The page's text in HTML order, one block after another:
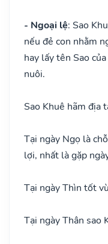
- Ngoại lệ: Sao
nếu đẻ con nhằm
hay lấy tên Sao
nuôi.
Sao Khuê hãm địa
Tại ngày Ngọ là
lợi, nhất là gặp
Tại ngày Thìn tốt
Tại ngày Thân sao